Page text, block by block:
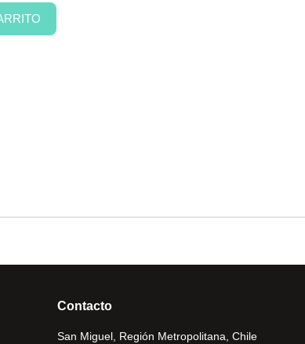
Contacto
San Miguel, Región Metropolitana, Chile